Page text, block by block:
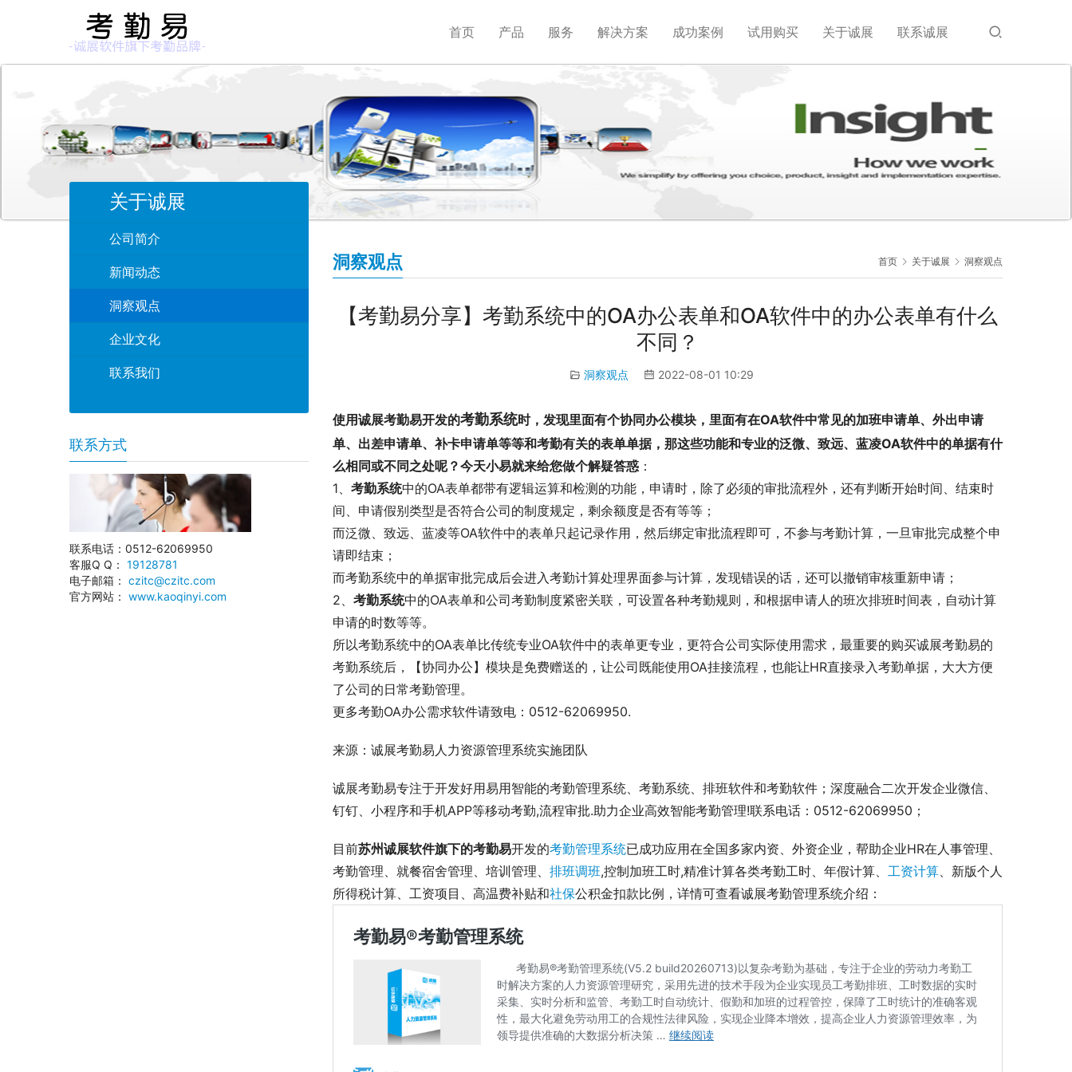
首页 产品 服务 解决方案 成功案例 试用购买 关于诚展 联系诚展
首页 关于诚展 洞察观点
洞察观点
【考勤易分享】考勤系统中的OA办公表单和OA软件中的办公表单有什么
不同？
洞察观点 2022-08-01 10:29
使用诚展考勤易开发的考勤系统时，发现里面有个协同办公模块，里面有在OA软件中常见的加班申请单、外出申请
单、出差申请单、补卡申请单等等和考勤有关的表单单据，那这些功能和专业的泛微、致远、蓝凌OA软件中的单据有什
么相同或不同之处呢？今天小易就来给您做个解疑答惑 ：
1、 考勤系统中的OA表单都带有逻辑运算和检测的功能，申请时，除了必须的审批流程外，还有判断开始时间、结束时
间、申请假别类型是否符合公司的制度规定，剩余额度是否有等等；
而泛微、致远、蓝凌等OA软件中的表单只起记录作用，然后绑定审批流程即可，不参与考勤计算，一旦审批完成整个申
请即结束；
而考勤系统中的单据审批完成后会进入考勤计算处理界面参与计算，发现错误的话，还可以撤销审核重新申请；
2、 考勤系统中的OA表单和公司考勤制度紧密关联，可设置各种考勤规则，和根据申请人的班次排班时间表，自动计算
申请的时数等等。
所以考勤系统中的OA表单比传统专业OA软件中的表单更专业，更符合公司实际使用需求，最重要的购买诚展考勤易的
考勤系统后，【协同办公】模块是免费赠送的，让公司既能使用OA挂接流程，也能让HR直接录入考勤单据，大大方便
了公司的日常考勤管理。
更多考勤OA办公需求软件请致电：0512-62069950.
来源：诚展考勤易人力资源管理系统实施团队
诚展考勤易专注于开发好用易用智能的考勤管理系统、考勤系统、排班软件和考勤软件；深度融合二次开发企业微信、
钉钉、小程序和手机APP等移动考勤,流程审批.助力企业高效智能考勤管理!联系电话：0512-62069950；
目前苏州诚展软件旗下的考勤易开发的考勤管理系统已成功应用在全国多家内资、外资企业，帮助企业HR在人事管理、
考勤管理、就餐宿舍管理、培训管理、 排班调班,控制加班工时,精准计算各类考勤工时、年假计算、 工资计算 、新版个人
所得税计算、工资项目、高温费补贴和社保公积金扣款比例，详情可查看诚展考勤管理系统介绍：
关于诚展
公司简介
新闻动态
洞察观点
企业文化
联系我们
联系方式
联系电话：0512-62069950
客服Q Q： 19128781
电子邮箱： czitc@czitc.com
官方网站： www.kaoqinyi.com